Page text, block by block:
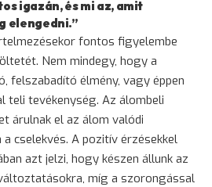
igazán, és mi az, amit
elengedni.”
fontos figyelembe
Nem mindegy, hogy a
felszabadító élmény, vagy éppen
teli tevékenység. Az álombeli
árulnak el az álom valódi
cselekvés. A pozitív érzésekkel
azt jelzi, hogy készen állunk az
míg a szorongással